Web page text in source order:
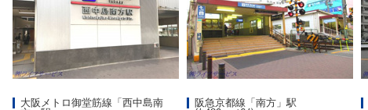
大阪メトロ御堂筋線「西中島南
阪急京都線「南方」駅